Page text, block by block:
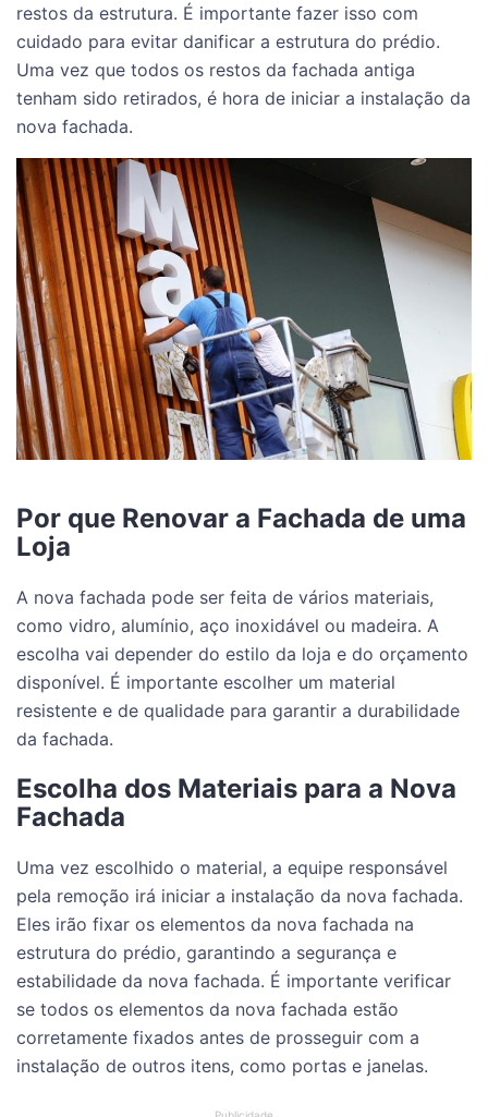
restos da estrutura. É importante fazer isso com
cuidado para evitar danificar a estrutura do prédio.
Uma vez que todos os restos da fachada antiga
tenham sido retirados, é hora de iniciar a instalação da
nova fachada.
Por que Renovar a Fachada de uma
Loja
A nova fachada pode ser feita de vários materiais,
como vidro, alumínio, aço inoxidável ou madeira. A
escolha vai depender do estilo da loja e do orçamento
disponível. É importante escolher um material
resistente e de qualidade para garantir a durabilidade
da fachada.
Escolha dos Materiais para a Nova
Fachada
Uma vez escolhido o material, a equipe responsável
pela remoção irá iniciar a instalação da nova fachada.
Eles irão fixar os elementos da nova fachada na
estrutura do prédio, garantindo a segurança e
estabilidade da nova fachada. É importante verificar
se todos os elementos da nova fachada estão
corretamente fixados antes de prosseguir com a
instalação de outros itens, como portas e janelas.